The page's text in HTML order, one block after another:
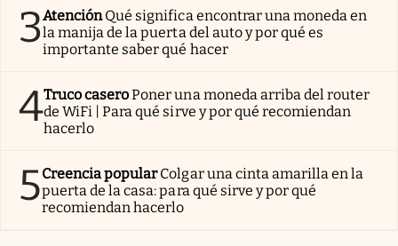
3AtenciónQué significa encontrar una moneda en
la manija de la puerta del auto y por qué es
importante saber qué hacer
4Truco caseroPoner una moneda arriba del router
de WiFi | Para qué sirve y por qué recomiendan
hacerlo
5Creencia popularColgar una cinta amarilla en la
puerta de la casa: para qué sirve y por qué
recomiendan hacerlo